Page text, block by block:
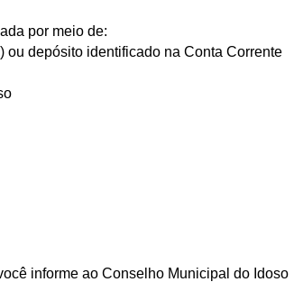
por meio de:
ou depósito identificado na Conta Corrente
informe ao Conselho Municipal do Idoso